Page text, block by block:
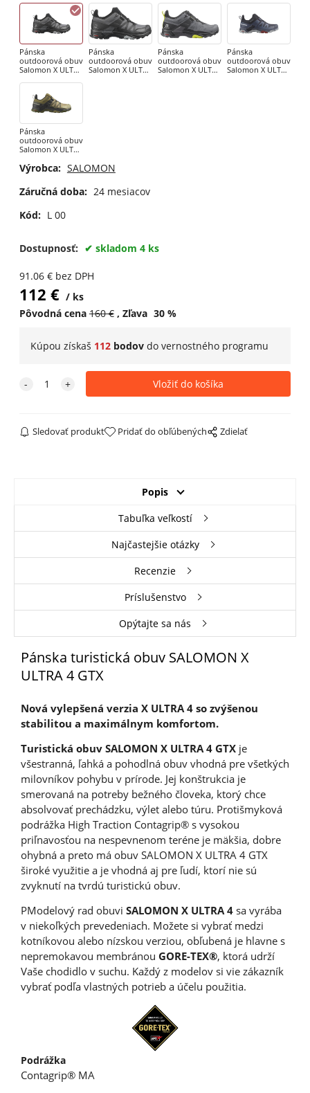
Pánska
outdoorová obuv
Salomon X ULTRA
Black /
Monument
Pánska
outdoorová obuv
Salomon X ULTRA
Pánska
outdoorová obuv
Salomon X ULTRA
Pánska
outdoorová obuv
Salomon X ULTRA
Pánska
outdoorová obuv
Salomon X ULTRA
/ Olive Night /
Black
Výrobca: SALOMON
Záručná doba: 24 mesiacov
Kód: L 00
Dostupnosť: skladom 4 ks
91.06€ bez DPH
112 €
ks
Pôvodná cena 160€ Zľava 30%
Kúpou získaš 112bodovdo vernostného programu
Sledovať produkt Pridať do obľúbených Zdielať
Popis
Tabuľka veľkostí
Najčastejšie otázky
Recenzie
Príslušenstvo
Opýtajte sa nás
Pánska turistická obuv SALOMON X
ULTRA 4 GTX
Nová vylepšená verzia X ULTRA 4 so zvýšenou
stabilitou a maximálnym komfortom.
Turistická obuv SALOMON X ULTRA 4 GTXje
všestranná, ľahká a pohodlná obuv vhodná pre všetkých
milovníkov pohybu v prírode. Jej konštrukcia je
smerovaná na potreby bežného človeka, ktorý chce
absolvovať prechádzku, výlet alebo túru. Protišmyková
podrážka High Traction Contagrip® s vysokou
priľnavosťou na nespevnenom teréne je mäkšia, dobre
ohybná a preto má obuv SALOMON X ULTRA 4 GTX
široké využitie a je vhodná aj pre ľudí, ktorí nie sú
zvyknutí na tvrdú turistickú obuv.
PModelový rad obuvi SALOMON X ULTRA 4sa vyrába
v niekoľkých prevedeniach. Možete si vybrať medzi
kotníkovou alebo nízskou verziou, obľubená je hlavne s
nepremokavou membránou GORE-TEX®, ktorá udrží
Vaše chodidlo v suchu. Každý z modelov si vie zákazník
vybrať podľa vlastných potrieb a účelu použitia.
Podrážka
Contagrip® MA